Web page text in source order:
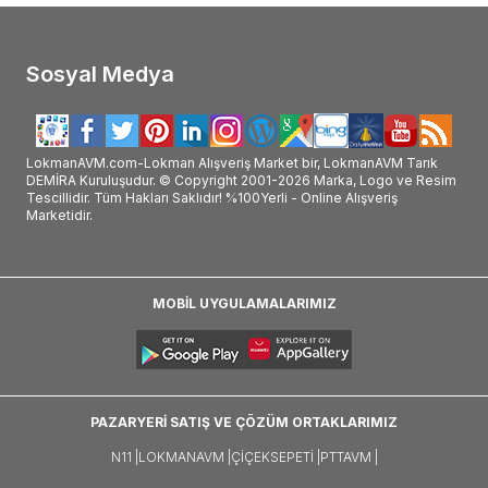
Sosyal Medya
LokmanAVM.com-Lokman Alışveriş Market bir, LokmanAVM Tarık
DEMİRA Kuruluşudur. © Copyright 2001-2026 Marka, Logo ve Resim
Tescillidir. Tüm Hakları Saklıdır! %100Yerli - Online Alışveriş
Marketidir.
MOBİL UYGULAMALARIMIZ
PAZARYERİ SATIŞ VE ÇÖZÜM ORTAKLARIMIZ
N11 | LOKMANAVM | ÇIÇEKSEPETI | PTTAVM |